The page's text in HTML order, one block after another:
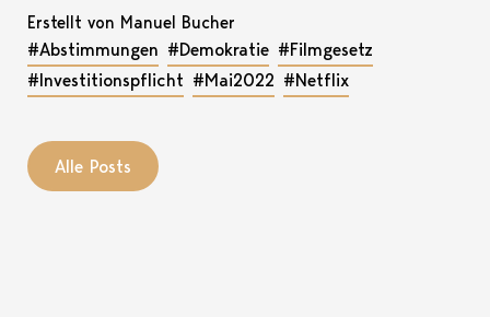
Erstellt von Manuel Bucher
#Abstimmungen #Demokratie #Filmgesetz
#Investitionspflicht #Mai2022 #Netflix
Alle Posts